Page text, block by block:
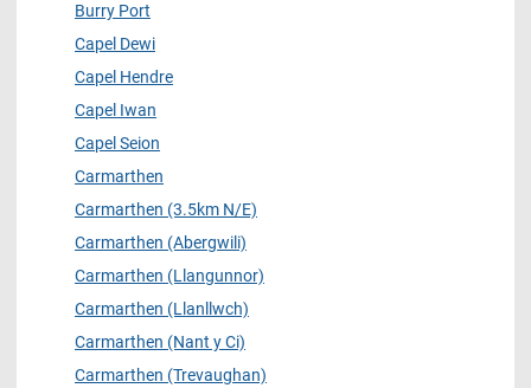
Burry Port
Capel Dewi
Capel Hendre
Capel Iwan
Capel Seion
Carmarthen
Carmarthen (3.5km N/E)
Carmarthen (Abergwili)
Carmarthen (Llangunnor)
Carmarthen (Llanllwch)
Carmarthen (Nant y Ci)
Carmarthen (Trevaughan)